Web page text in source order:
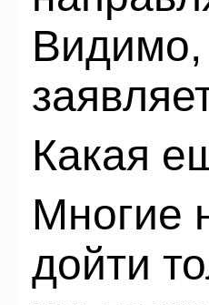
Видимо,
Какая
Многие
дойти